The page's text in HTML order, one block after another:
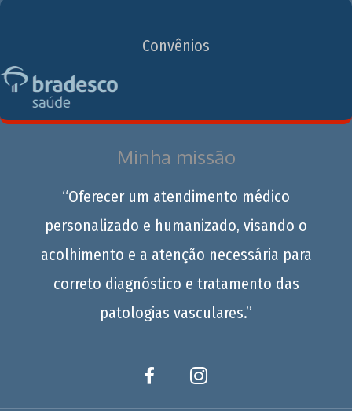
Convênios
Minha missão
“Oferecer um atendimento médico
personalizado e humanizado, visando o
acolhimento e a atenção necessária para
correto diagnóstico e tratamento das
patologias vasculares.”